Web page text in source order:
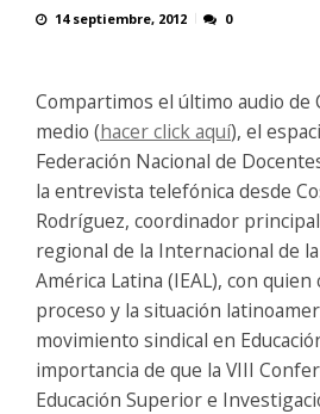
14 septiembre, 2012 0
Compartimos el último audio de
medio (hacer click aquí), el
Federación Nacional de
la entrevista telefónica desde
Rodríguez, coordinador
regional de la Internacional de
América Latina (IEAL), con
proceso y la situación
movimiento sindical en
importancia de que la VIII
Educación Superior e